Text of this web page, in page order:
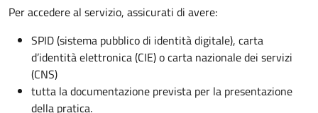
Per accedere al servizio, assicurati di avere:
SPID (sistema pubblico di identità digitale), carta
d’identità elettronica (CIE) o carta nazionale dei servizi
(CNS)
tutta la documentazione prevista per la presentazione
della pratica.